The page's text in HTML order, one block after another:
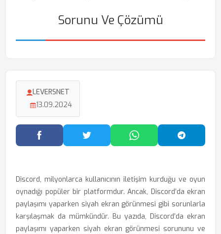
Sorunu Ve Çözümü
LEVERSNET
13.09.2024
Facebook'ta PaylaşTwitter'da PaylaşWhatsApp'ta Paylaş
Discord, milyonlarca kullanıcının iletişim kurduğu ve oyun
oynadığı popüler bir platformdur. Ancak, Discord’da ekran
paylaşımı yaparken siyah ekran görünmesi gibi sorunlarla
karşılaşmak da mümkündür. Bu yazıda, Discord’da ekran
paylaşımı yaparken siyah ekran görünmesi sorununu ve